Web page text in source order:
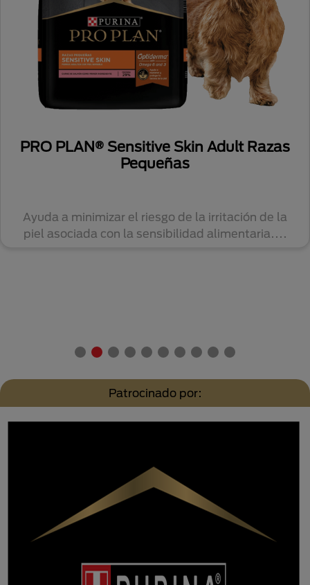
PRO PLAN® Sensitive Skin Adult Razas
Pequeñas
Ayuda a minimizar el riesgo de la irritación de la
piel asociada con la sensibilidad alimentaria....
Patrocinado por: